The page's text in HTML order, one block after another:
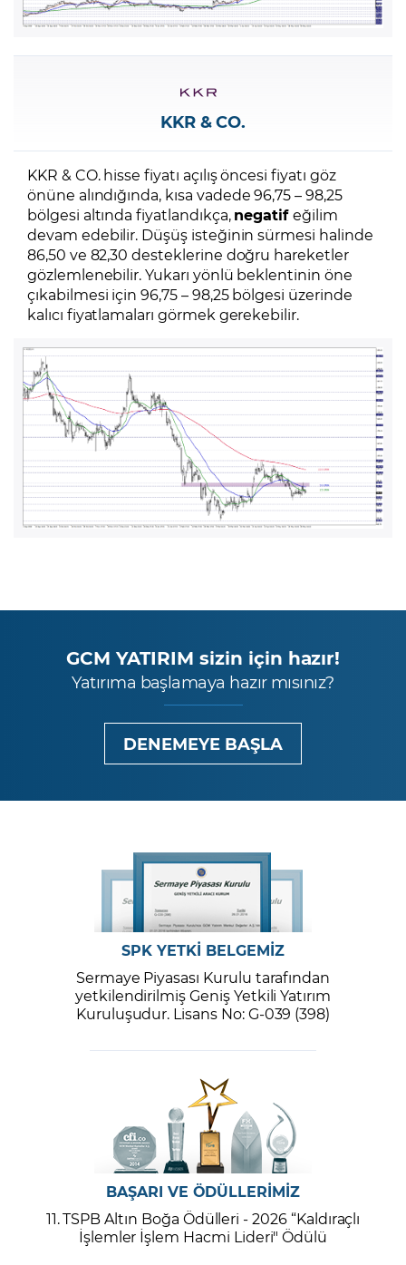
KKR & CO.
KKR & CO. hisse fiyatı açılış öncesi fiyatı göz
önüne alındığında, kısa vadede 96,75 – 98,25
bölgesi altında fiyatlandıkça,negatifeğilim
devam edebilir. Düşüş isteğinin sürmesi halinde
86,50 ve 82,30 desteklerine doğru hareketler
gözlemlenebilir. Yukarı yönlü beklentinin öne
çıkabilmesi için 96,75 – 98,25 bölgesi üzerinde
kalıcı fiyatlamaları görmek gerekebilir.
GCM YATIRIM sizin için hazır!
Yatırıma başlamaya hazır mısınız?
DENEMEYE BAŞLA
SPK YETKİ BELGEMİZ
Sermaye Piyasası Kurulu tarafından
yetkilendirilmiş Geniş Yetkili Yatırım
Kuruluşudur. Lisans No: G-039 (398)
BAŞARI VE ÖDÜLLERİMİZ
11. TSPB Altın Boğa Ödülleri - 2026 “Kaldıraçlı
İşlemler İşlem Hacmi Lideri" Ödülü